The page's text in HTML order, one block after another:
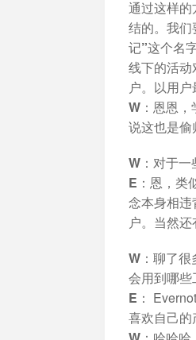
通过这样
结的。我
记”这个名
线下的活
户。以用
W：恩恩，
说这也是偷
W：对于一
E： 恩，类
念本身相
户。当然
W：聊了
会用到哪些
E：
喜欢自己的